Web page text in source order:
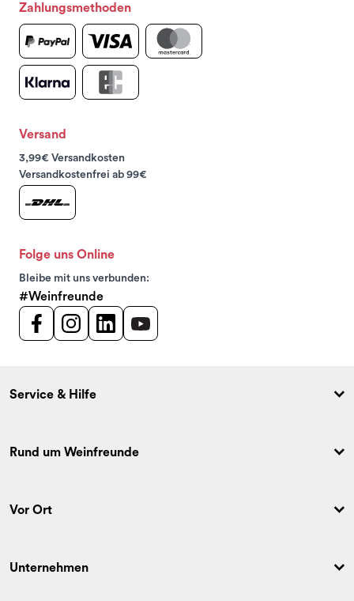
Zahlungsmethoden
Versand
3,99€ Versandkosten
Versandkostenfrei ab 99€
Folge uns Online
Bleibe mit uns verbunden:
#Weinfreunde
Service & Hilfe
Rund um Weinfreunde
Vor Ort
Unternehmen